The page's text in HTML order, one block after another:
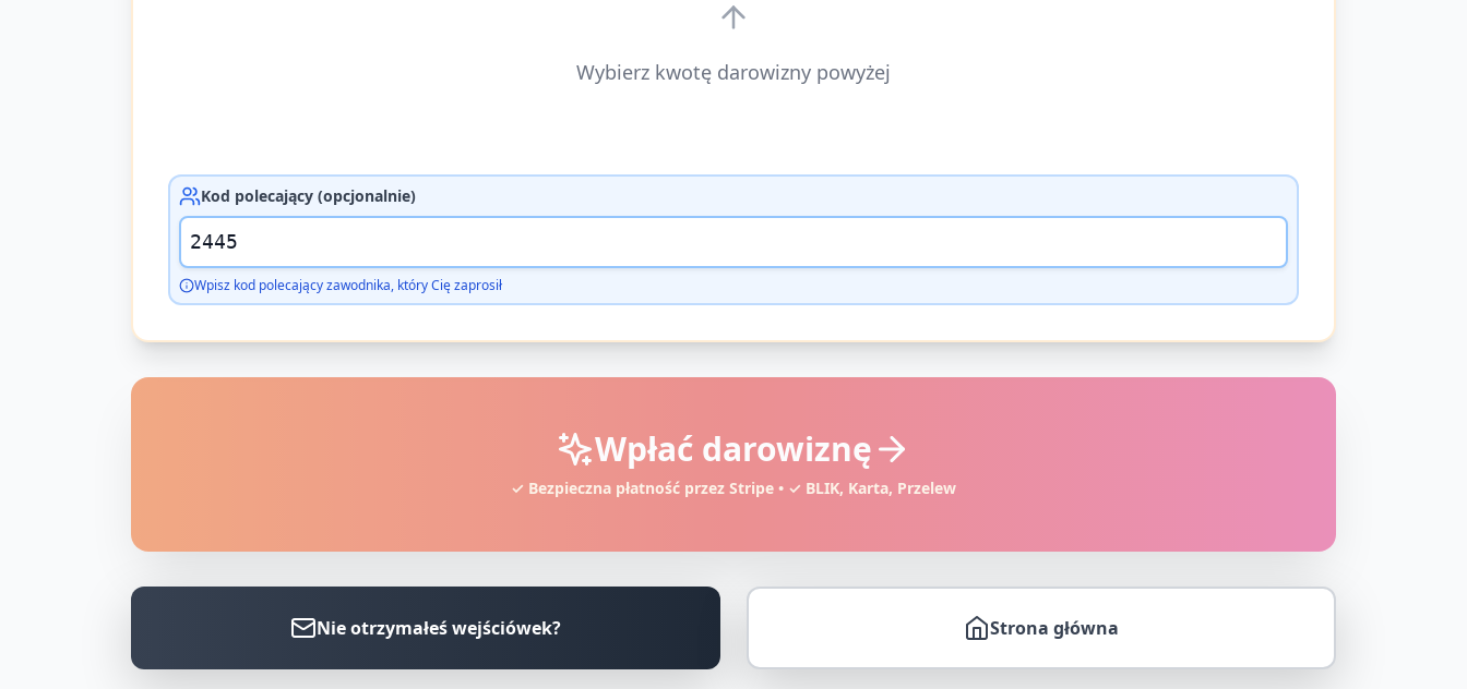
Wybierz kwotę darowizny powyżej
Kod polecający (opcjonalnie)
Wpisz kod polecający zawodnika, który Cię zaprosił
Wpłać darowiznę
✓ Bezpieczna płatność przez Stripe • ✓ BLIK, Karta, Przelew
Nie otrzymałeś wejściówek? Strona główna